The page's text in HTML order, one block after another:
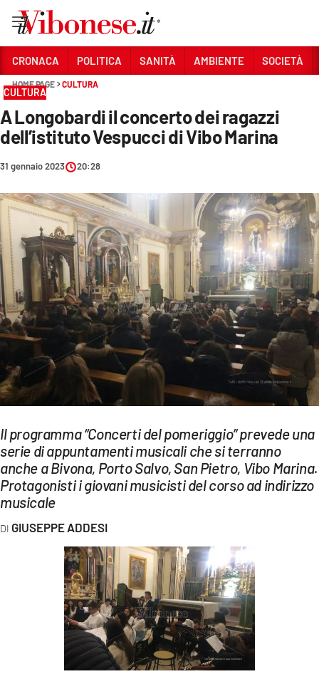
Sezioni
CRONACA
POLITICA
SANITÀ
AMBIENTE
SOCIETÀ
CULTURA
ECONOMIA E LAVORO
EVENTI
SPORT
LAC NETWORK
LAC ONAIR
LaC
LACPLAY.IT
LACONAIR.IT
LACITYMAG.IT
CRONACA POLITICA SANITÀ AMBIENTE SOCIETÀ
HOME PAGE CULTURA
CULTURA
A Longobardi il concerto dei ragazzi
dell’istituto Vespucci di Vibo Marina
31 gennaio 2023 20:28
Il programma “Concerti del pomeriggio” prevede una
serie di appuntamenti musicali che si terranno
anche a Bivona, Porto Salvo, San Pietro, Vibo Marina.
Protagonisti i giovani musicisti del corso ad indirizzo
musicale
GIUSEPPE ADDESI